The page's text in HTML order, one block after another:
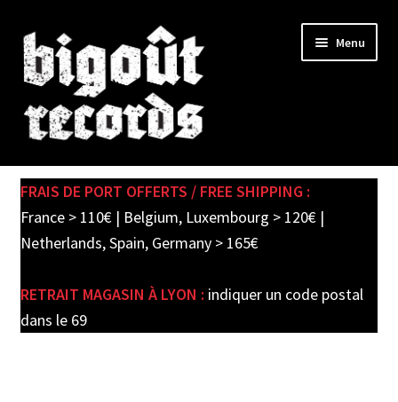
Skip
to
navigation
Skip
to
content
Menu
SHOP
child
PRE-ORDERS
FRAIS DE PORT OFFERTS / FREE SHIPPING :
France > 110€ | Belgium, Luxembourg > 120€ |
Netherlands, Spain, Germany > 165€
RETRAIT MAGASIN À LYON : indiquer un code postal
dans le 69